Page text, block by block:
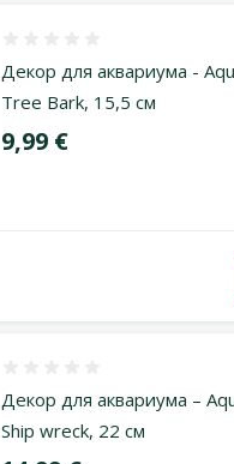
Декор для аквариума -
Tree Bark, 15,5 см
Цена
9,99 €
Декор для аквариума –
Ship wreck, 22 см